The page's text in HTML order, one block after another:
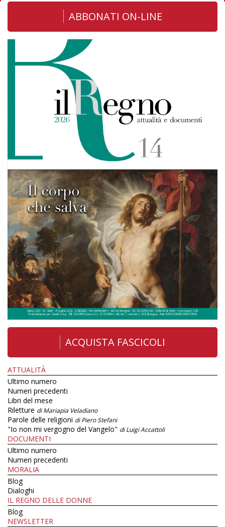
ABBONATI ON-LINE
ACQUISTA FASCICOLI
ATTUALITÀ
Ultimo numero
Numeri precedenti
Libri del mese
Riletture di Mariapia Veladiano
Parole delle religioni di Piero Stefani
"Io non mi vergogno del Vangelo" di Luigi Accattoli
DOCUMENTI
Ultimo numero
Numeri precedenti
MORALIA
Blog
Dialoghi
IL REGNO DELLE DONNE
Blog
NEWSLETTER